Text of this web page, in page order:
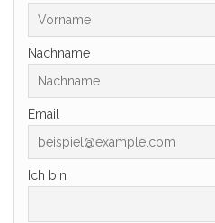
Nachname
Email
Ich bin